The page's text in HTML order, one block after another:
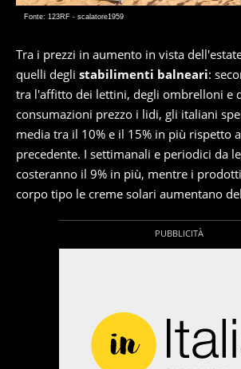
Fonte: 123RF - scalatore1959
Tra i prezzi in aumento in vista
quelli degli stabilimenti balneari:
tra l'affitto dei lettini, degli ombrelloni e
consumazioni prezzo i lidi, gli italiani
media tra il 10% e il 15% in più rispetto
precedente. I settimanali e periodici da
costeranno il 9% in più, mentre i
corpo tipo le creme solari aumentano